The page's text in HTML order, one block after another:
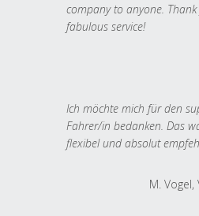
company to anyone.
fabulous service!
Ich möchte mich für den
Fahrer/in bedanken. Das
flexibel und absolut
M. Vogel,